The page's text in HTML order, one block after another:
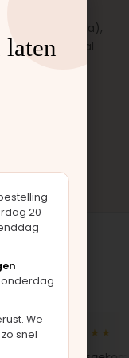
(bij Gouda),
je. Meestal
Op
★★★★★
laten
20
We
snel